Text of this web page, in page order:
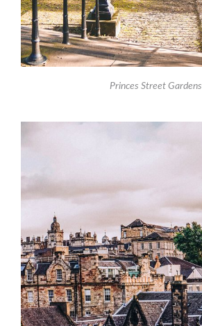
Princes Street Gardens